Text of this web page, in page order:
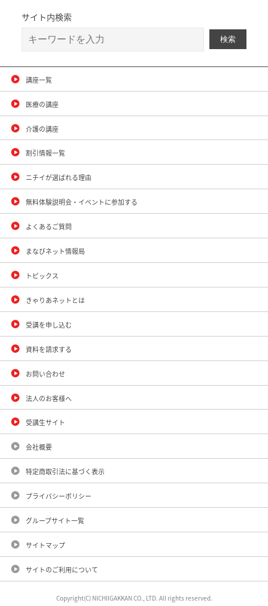
サイト内検索
講座一覧
医療の講座
介護の講座
割引情報一覧
ニチイが選ばれる理由
無料体験説明会・イベントに参加する
よくあるご質問
まなびネット情報局
トピックス
きゃりあネットとは
受講を申し込む
資料を請求する
お問い合わせ
法人のお客様へ
受講生サイト
会社概要
特定商取引法に基づく表示
プライバシーポリシー
グループサイト一覧
サイトマップ
サイトのご利用について
Copyright(C) NICHIIGAKKAN CO., LTD. All rights reserved.